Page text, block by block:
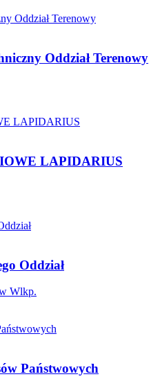
Oddział Terenowy
LAPIDARIUS
Oddział
Wlkp.
Państwowych